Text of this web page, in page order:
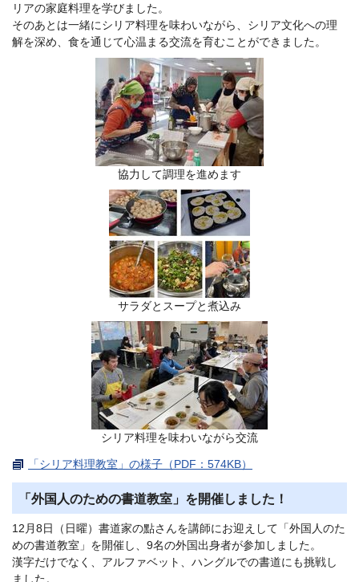
リアの家庭料理を学びました。
そのあとは一緒にシリア料理を味わいながら、シリア文化への理
解を深め、食を通じて心温まる交流を育むことができました。
協力して調理を進めます
サラダとスープと煮込み
シリア料理を味わいながら交流
「シリア料理教室」の様子（PDF：574KB）
「外国人のための書道教室」を開催しました！
12月8日（日曜）書道家の點さんを講師にお迎えして「外国人のた
めの書道教室」を開催し、9名の外国出身者が参加しました。
漢字だけでなく、アルファベット、ハングルでの書道にも挑戦し
ました。